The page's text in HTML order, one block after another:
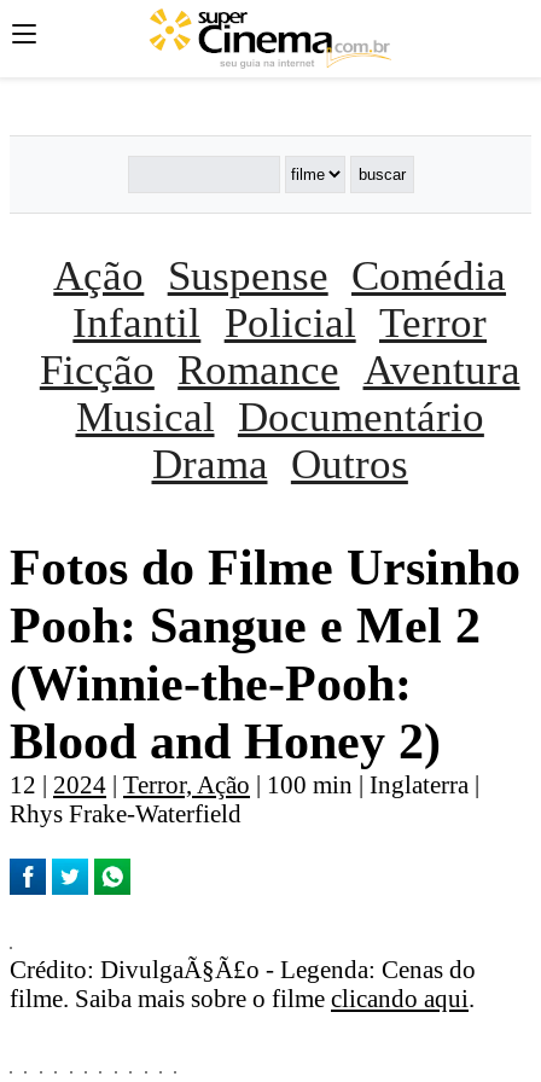
';';
Ação Suspense Comédia
Infantil
Policial Terror
Ficção Romance Aventura
Musical
Documentário
Drama Outros
Fotos do Filme Ursinho
Pooh: Sangue e Mel 2
(Winnie-the-Pooh:
Blood and Honey 2)
12 | 2024 | Terror, Ação | 100 min | Inglaterra |
Rhys Frake-Waterfield
Crédito: DivulgaÃ§Ã£o - Legenda: Cenas do
filme. Saiba mais sobre o filme clicando aqui.